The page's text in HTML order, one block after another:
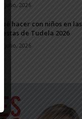
24 julio, 2026
Qué hacer con niños en las
Fiestas de Tudela 2026
23 julio, 2026